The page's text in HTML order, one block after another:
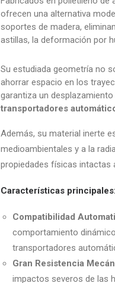
ofrecen una alternativa
soportes de madera,
astillas, la deformación por
Su estudiada geometría no
ahorrar espacio en los
garantiza un
transportadores
Además, su material inerte
medioambientales y a la
propiedades físicas intactas
Características principales:
Compatibilidad
comportamiento
transportadores
Gran Resistencia
impactos severos de las